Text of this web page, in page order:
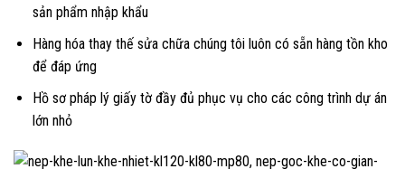
sản phẩm nhập khẩu
Hàng hóa thay thế sửa chữa chúng tôi luôn có sẵn hàng tồn kho
để đáp ứng
Hồ sơ pháp lý giấy tờ đầy đủ phục vụ cho các công trình dự án
lớn nhỏ